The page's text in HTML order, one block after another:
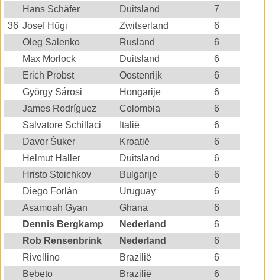
Hans Schäfer
Duitsland
7
36 Josef Hügi Zwitserland
6
Oleg Salenko
Rusland
6
Max Morlock
Duitsland
6
Erich Probst
Oostenrijk
6
György Sárosi
Hongarije
6
James Rodríguez
Colombia
6
Salvatore Schillaci
Italië
6
Davor Šuker
Kroatië
6
Helmut Haller
Duitsland
6
Hristo Stoichkov
Bulgarije
6
Diego Forlán
Uruguay
6
Asamoah Gyan
Ghana
6
Dennis Bergkamp
Nederland
6
Rob Rensenbrink
Nederland
6
Rivellino
Brazilië
6
Bebeto
Brazilië
6